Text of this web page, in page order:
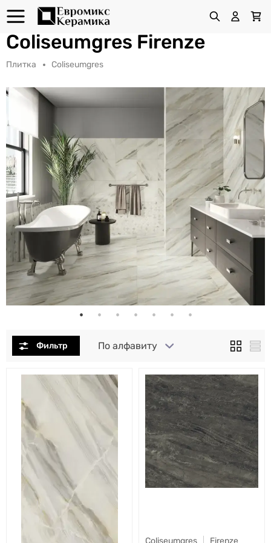
Coliseumgres Firenze
Плитка Coliseumgres
По алфавиту
Coliseumgres Firenze